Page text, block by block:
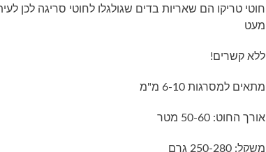
חוטי טריקו הם שאריות בדים שגולגלו לחוטי סריגה לכן
מעט
ללא קשרים!
מתאים למסרגות 6-10 מ"מ
אורך החוט: 50-60 מטר
משקל: 250-280 גרם